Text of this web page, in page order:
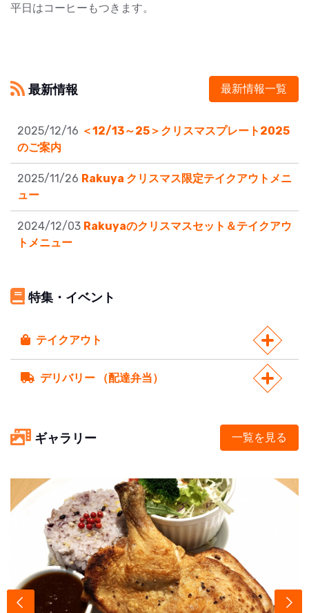
平日はコーヒーもつきます。
最新情報 最新情報一覧
2025/12/16 ＜12/13～25＞クリスマスプレート2025
のご案内
2025/11/26 Rakuya クリスマス限定テイクアウトメニ
ュー
2024/12/03 Rakuyaのクリスマスセット＆テイクアウ
トメニュー
特集・イベント
テイクアウト
デリバリー （配達弁当）
ギャラリー 一覧を見る